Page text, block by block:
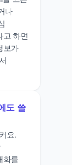
나
고 하면
보가
도 쓸
요.
화를